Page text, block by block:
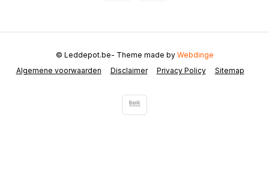
Algemene voorwaarden Disclaimer Privacy Policy Sitemap
© Leddepot.be- Theme made by Webdinge